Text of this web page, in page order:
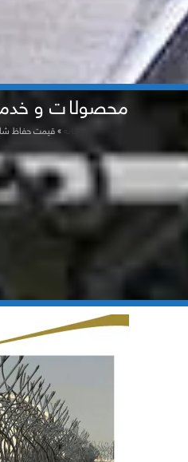
محصولات و
»قیمت حفاظ